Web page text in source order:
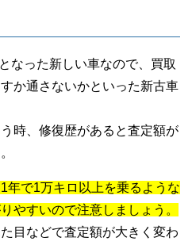
なった新しい車なので、買取
か通さないかといった新古車
時、修復歴があると査定額が
年で1万キロ以上を乗るような
やすいので注意しましょう。
目などで査定額が大きく変わ